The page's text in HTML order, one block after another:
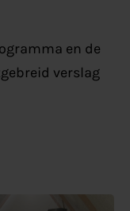
en de
verslag